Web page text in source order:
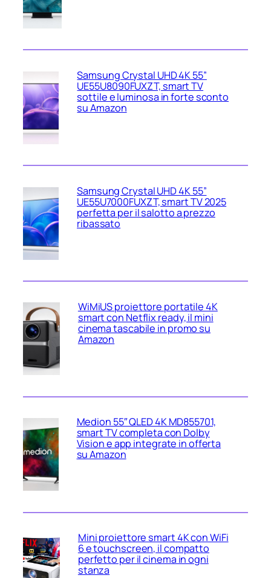
Samsung Crystal UHD 4K 55”
UE55U8090FUXZT, smart TV
sottile e luminosa in forte sconto
su Amazon
Samsung Crystal UHD 4K 55”
UE55U7000FUXZT, smart TV 2025
perfetta per il salotto a prezzo
ribassato
WiMiUS proiettore portatile 4K
smart con Netflix ready, il mini
cinema tascabile in promo su
Amazon
Medion 55″ QLED 4K MD855701,
smart TV completa con Dolby
Vision e app integrate in offerta
su Amazon
Mini proiettore smart 4K con WiFi
6 e touchscreen, il compatto
perfetto per il cinema in ogni
stanza